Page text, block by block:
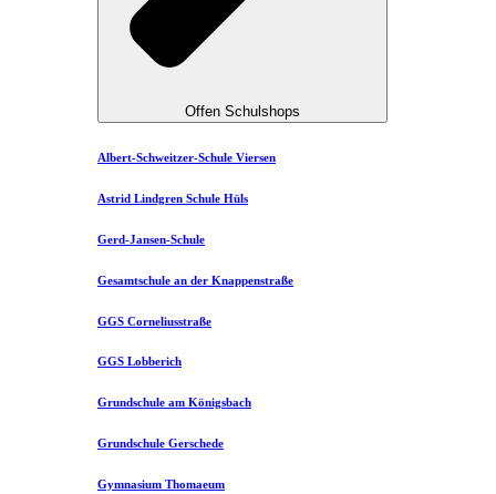
Offen Schulshops
Albert-Schweitzer-Schule Viersen
Astrid Lindgren Schule Hüls
Gerd-Jansen-Schule
Gesamtschule an der Knappenstraße
GGS Corneliusstraße
GGS Lobberich
Grundschule am Königsbach
Grundschule Gerschede
Gymnasium Thomaeum